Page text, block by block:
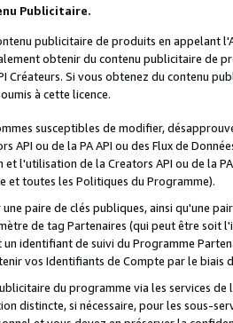
Publicitaire.
publicitaire de produits en appelant
obtenir du contenu publicitaire de
Créateurs. Si vous obtenez du contenu
à cette licence.
susceptibles de modifier,
API ou de la PA API ou des Flux de
l'utilisation de la Creators API ou de la
et toutes les Politiques du Programme).
paire de clés publiques, ainsi qu'une
de tag Partenaires (qui peut être soit
un identifiant de suivi du Programme
vos Identifiants de Compte par le biais
du programme via les services
distincte, si nécessaire, pour les sous-